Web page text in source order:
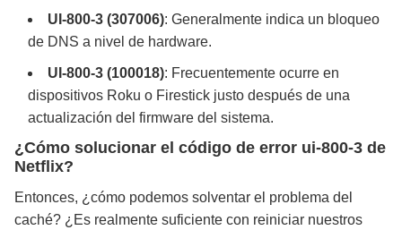
UI-800-3 (307006): Generalmente indica un bloqueo
de DNS a nivel de hardware.
UI-800-3 (100018): Frecuentemente ocurre en
dispositivos Roku o Firestick justo después de una
actualización del firmware del sistema.
¿Cómo solucionar el código de error ui-800-3 de
Netflix?
Entonces, ¿cómo podemos solventar el problema del
caché? ¿Es realmente suficiente con reiniciar nuestros